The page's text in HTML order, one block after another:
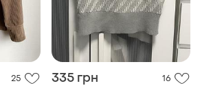
25 335 грн 16